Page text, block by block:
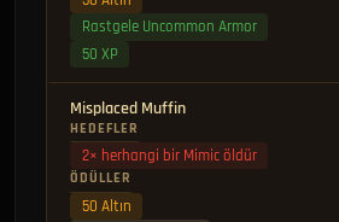
Rastgele Uncommon Armor
50 XP
Misplaced Muffin
HEDEFLER
2× herhangi bir Mimic öldür
ÖDÜLLER
50 Altın